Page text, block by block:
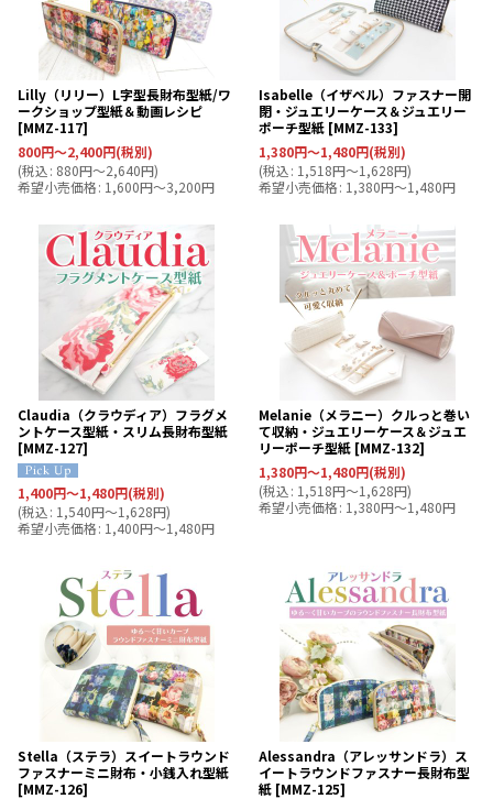
Lilly（リリー）L字型長財布型紙/ワ
ークショップ型紙＆動画レシピ
[MMZ-117]
800円～2,400円(税別)
(税込: 880円～2,640円)
希望小売価格: 1,600円～3,200円
Isabelle（イザベル）ファスナー開
閉・ジュエリーケース＆ジュエリー
ポーチ型紙 [MMZ-133]
1,380円～1,480円(税別)
(税込: 1,518円～1,628円)
希望小売価格: 1,380円～1,480円
Claudia（クラウディア）フラグメ
ントケース型紙・スリム長財布型紙
[MMZ-127]
1,400円～1,480円(税別)
(税込: 1,540円～1,628円)
希望小売価格: 1,400円～1,480円
Melanie（メラニー）クルっと巻い
て収納・ジュエリーケース＆ジュエ
リーポーチ型紙 [MMZ-132]
1,380円～1,480円(税別)
(税込: 1,518円～1,628円)
希望小売価格: 1,380円～1,480円
Stella（ステラ）スイートラウンド
ファスナーミニ財布・小銭入れ型紙
[MMZ-126]
Alessandra（アレッサンドラ）ス
イートラウンドファスナー長財布型
紙 [MMZ-125]